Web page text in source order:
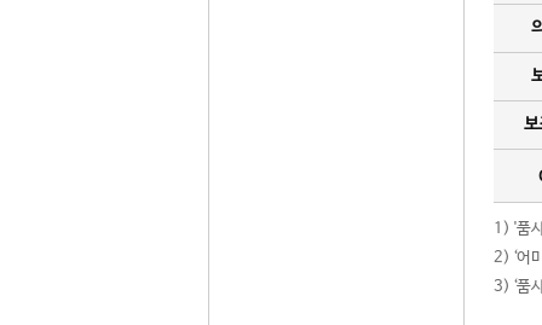
보
1) '품
2) ‘어
3) ‘품